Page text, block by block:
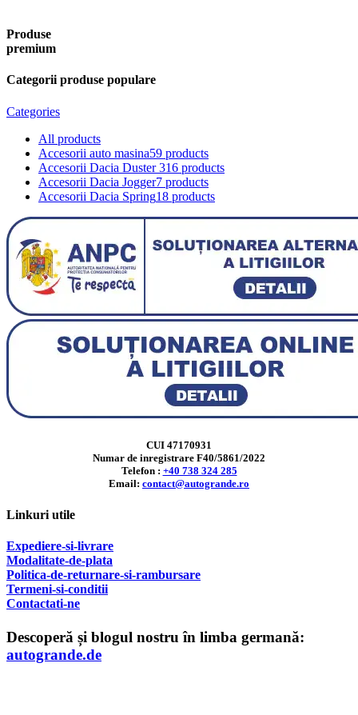
Produse
premium
Categorii produse populare
Categories
All products
Accesorii auto masina59 products
Accesorii Dacia Duster 316 products
Accesorii Dacia Jogger7 products
Accesorii Dacia Spring18 products
CUI 47170931
Numar de inregistrare F40/5861/2022
Telefon : +40 738 324 285
Email: contact@autogrande.ro
Linkuri utile
Expediere-si-livrare
Modalitate-de-plata
Politica-de-returnare-si-rambursare
Termeni-si-conditii
Contactati-ne
Descoperă și blogul nostru în limba germană:
autogrande.de